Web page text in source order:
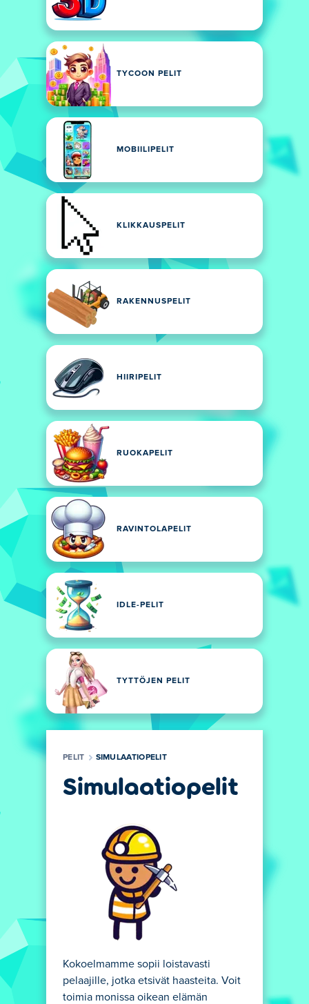
TYCOON PELIT
MOBIILIPELIT
KLIKKAUSPELIT
RAKENNUSPELIT
HIIRIPELIT
RUOKAPELIT
RAVINTOLAPELIT
IDLE-PELIT
TYTTÖJEN PELIT
PELIT SIMULAATIOPELIT
Simulaatiopelit
Kokoelmamme sopii loistavasti
pelaajille, jotka etsivät haasteita. Voit
toimia monissa oikean elämän